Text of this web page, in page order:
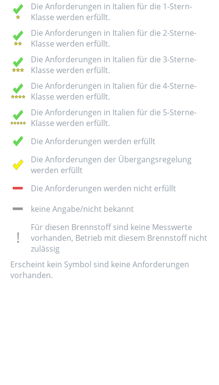
Die Anforderungen in Italien für die 1-Stern-
Klasse werden erfüllt.
Die Anforderungen in Italien für die 2-Sterne-
Klasse werden erfüllt.
Die Anforderungen in Italien für die 3-Sterne-
Klasse werden erfüllt.
Die Anforderungen in Italien für die 4-Sterne-
Klasse werden erfüllt.
Die Anforderungen in Italien für die 5-Sterne-
Klasse werden erfüllt.
Die Anforderungen werden erfüllt
Die Anforderungen der Übergangsregelung
werden erfüllt
Die Anforderungen werden nicht erfüllt
keine Angabe/nicht bekannt
Für diesen Brennstoff sind keine Messwerte
vorhanden, Betrieb mit diesem Brennstoff nicht
zulässig
Erscheint kein Symbol sind keine Anforderungen
vorhanden.